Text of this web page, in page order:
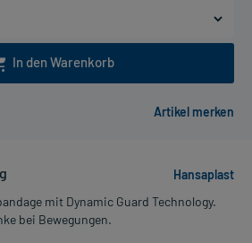
In den Warenkorb
Hansaplast
mit Dynamic Guard Technology.
bei Bewegungen.